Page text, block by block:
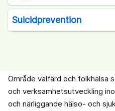
Suicidprevention
Område välfärd och
och verksamhetsutveckling
och närliggande hälso- och